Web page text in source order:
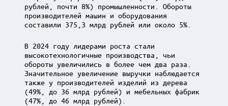
рублей, почти 8%) промышленности. Обороты
производителей машин и оборудования
составили 375,3 млрд рублей или около 5%.
В 2024 году лидерами роста стали
высокотехнологичные производства, чьи
обороты увеличились в более чем два раза.
Значительное увеличение выручки наблюдается
также у производителей изделий из дерева
(49%, до 36 млрд рублей) и мебельных фабрик
(47%, до 46 млрд рублей).